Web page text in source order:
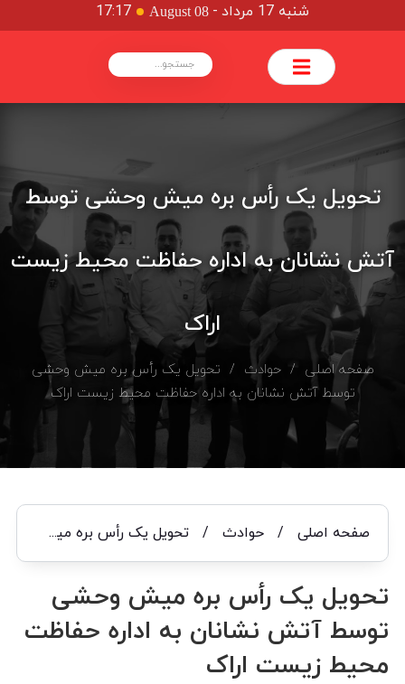
شنبه 17 مرداد -
August 08
17:17
تحویل یک رأس بره میش وحشی توسط
آتش نشانان به اداره حفاظت محیط زیست
اراک
صفحه اصلی /حوادث / تحویل یک رأس بره میش وحشی
توسط آتش نشانان به اداره حفاظت محیط زیست اراک
صفحه اصلی/ حوادث/ تحویل یک رأس بره میش وحشی توسط آتش نشانان به اداره حفاظت محیط زیست اراک
تحویل یک رأس بره میش وحشی
توسط آتش نشانان به اداره حفاظت
محیط زیست اراک